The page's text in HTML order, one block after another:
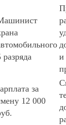
разряда
и
за
12 000